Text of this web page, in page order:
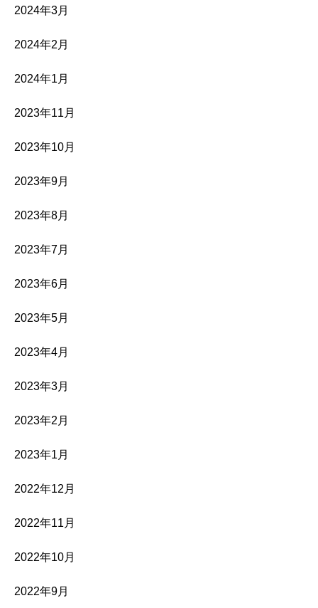
2024年3月
2024年2月
2024年1月
2023年11月
2023年10月
2023年9月
2023年8月
2023年7月
2023年6月
2023年5月
2023年4月
2023年3月
2023年2月
2023年1月
2022年12月
2022年11月
2022年10月
2022年9月